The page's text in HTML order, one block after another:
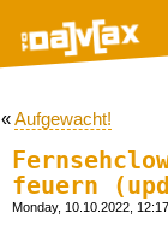
«Aufgewacht!
feuern
Monday, 10.10.2022, 12:17